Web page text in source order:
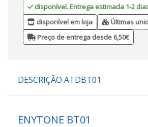
disponível. Entrega estimada 1-2
disponível em loja
Últimas
Preço de entrega desde 6,50€
DESCRIÇÃO ATDBT01
ENYTONE BT01